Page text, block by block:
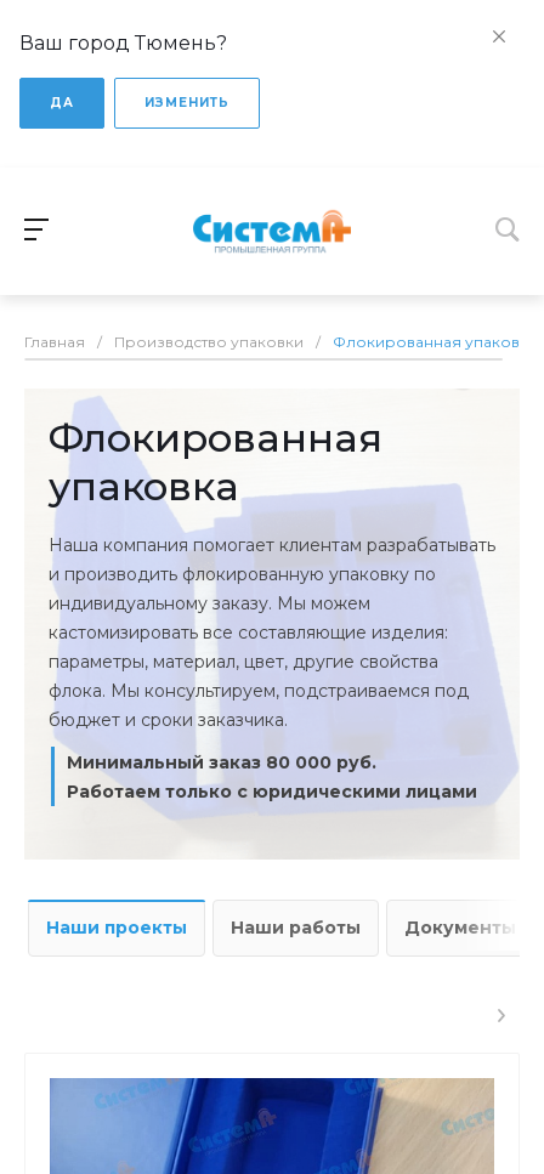
Ваш город Тюмень?
ДА ИЗМЕНИТЬ
Главная / Производство упаковки / Флокированная упаковка
Флокированная
упаковка
Наша компания помогает клиентам разрабатывать
и производить флокированную упаковку по
индивидуальному заказу. Мы можем
кастомизировать все составляющие изделия:
параметры, материал, цвет, другие свойства
флока. Мы консультируем, подстраиваемся под
бюджет и сроки заказчика.
Минимальный заказ 80 000 руб.
Работаем только с юридическими лицами
Наши проекты Наши работы Документы